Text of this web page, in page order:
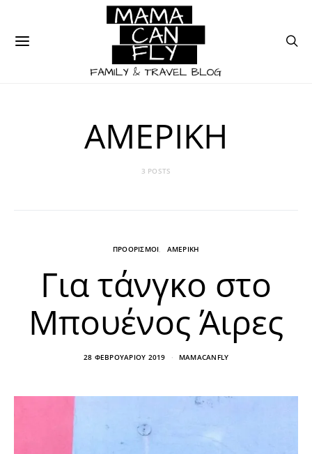
ΑΜΕΡΙΚΗ
3 POSTS
ΠΡΟΟΡΙΣΜΟΙ ΑΜΕΡΙΚΗ
Για τάνγκο στο
Μπουένος Άιρες
28 ΦΕΒΡΟΥΑΡΊΟΥ 2019 MAMACANFLY